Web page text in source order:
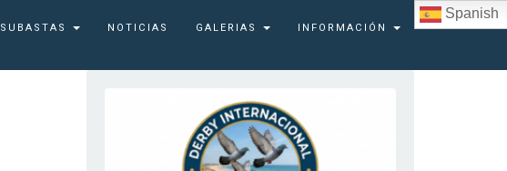
SUBASTAS NOTICIAS GALERIAS INFORMACIÓN
Spanish